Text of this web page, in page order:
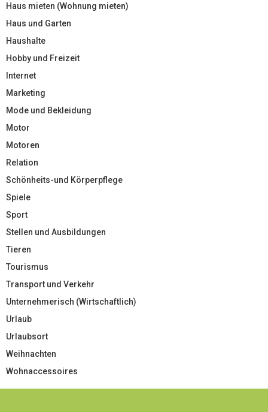
Haus mieten (Wohnung mieten)
Haus und Garten
Haushalte
Hobby und Freizeit
Internet
Marketing
Mode und Bekleidung
Motor
Motoren
Relation
Schönheits-und Körperpflege
Spiele
Sport
Stellen und Ausbildungen
Tieren
Tourismus
Transport und Verkehr
Unternehmerisch (Wirtschaftlich)
Urlaub
Urlaubsort
Weihnachten
Wohnaccessoires